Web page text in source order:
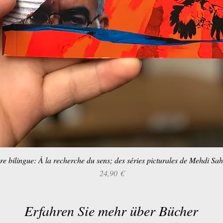
Schnellansicht
bilingue: À la recherche du sens; des séries picturales de Mehdi
Preis
24,90 €
Erfahren Sie mehr über Bücher